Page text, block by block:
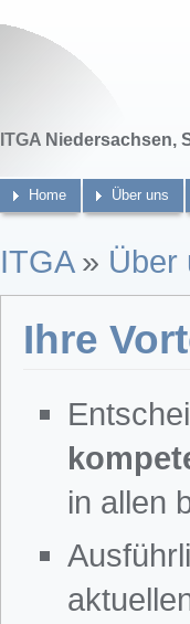
ITGA Niedersachsen,
Home Über uns
ITGA» Über
Ihre
in allen